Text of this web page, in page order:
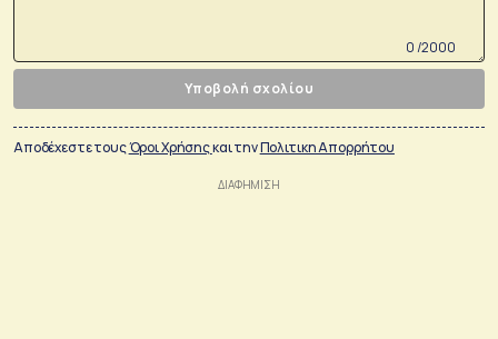
0 /2000
Υποβολή σχολίου
Αποδέχεστε τουςΌροι Χρήσηςκαι τηνΠολιτικη Απορρήτου